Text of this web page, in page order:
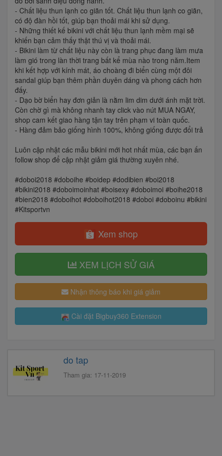
- Chất liệu thun lạnh co giãn tốt. Chất liệu thun lạnh co giãn,
có độ đàn hồi tốt, giúp bạn thoải mái khi sử dụng.
- Những thiết kế bikini với chất liệu thun lạnh mềm mại sẽ
khiến bạn cảm thấy thật thú vị và thoải mái.
- Bikini làm từ chất liệu này còn là trang phục đang làm mưa
làm gió trong làn thời trang bất kể mùa nào trong năm.Item
khi kết hợp với kính mát, áo choàng đi biển cùng một đôi
sandal giúp bạn thêm phần duyên dáng và phong cách hơn
đấy.
- Dạo bờ biển hay đơn giản là nằm lim dim dưới ánh mặt trời.
Còn chờ gì mà không nhanh tay click vào nút MUA NGAY,
shop cam kết giao hàng tận tay trên phạm vi toàn quốc.
- Hàng đảm bảo giống hình 100%, không giống được đổi trả
Luôn cập nhật các mẫu bikini mới hot nhất mùa, các bạn ấn
follow shop để cập nhật giảm giá thường xuyên nhé.
#doboi2018 #doboihe #boidep #dodibien #boi2018
#bikini2018 #doboimoinhat #boisexy #doboimoi #boihe2018
#bien2018 #doboihot #doboihot2018 #doboi #doboinu #bikini
#Kitsportvn
Xem shop
XEM LỊCH SỬ GIÁ
Nhận thông báo khi giá giảm
Cài đặt Bigbuy360 Extension
do tap
Tham gia: 17-11-2019